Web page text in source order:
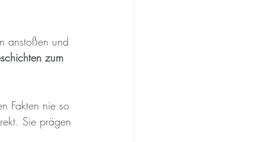
anstoßen und
zum
Fakten nie so
Sie prägen